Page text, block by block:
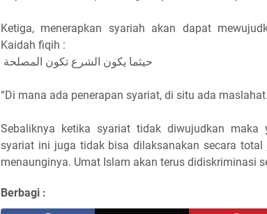
Ketiga, menerapkan syariah akan dapat
Kaidah fiqih :
حيثما يكون الشرع تكون المصلحة
“Di mana ada penerapan syariat, di situ ada
Sebaliknya ketika syariat tidak diwujudkan maka
syariat ini juga tidak bisa dilaksanakan secara
menaunginya. Umat Islam akan terus didiskriminasi
Berbagi :